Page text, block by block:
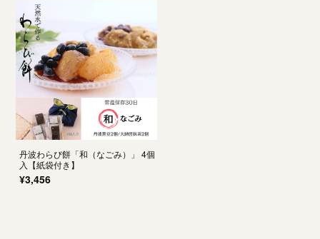
丹波わらび餅「和（なごみ）」 4個
入【紙袋付き】
¥3,456